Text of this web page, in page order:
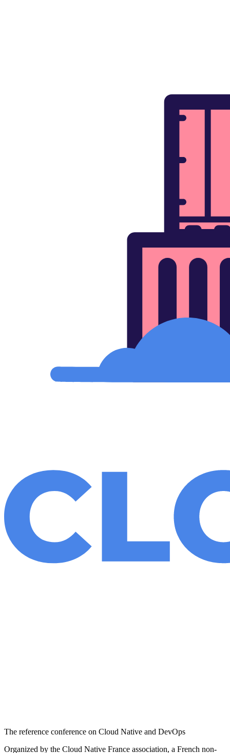
The reference conference on Cloud Native and DevOps
Organized by the Cloud Native France association, a French non-